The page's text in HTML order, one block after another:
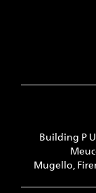
Building P
Mugello,